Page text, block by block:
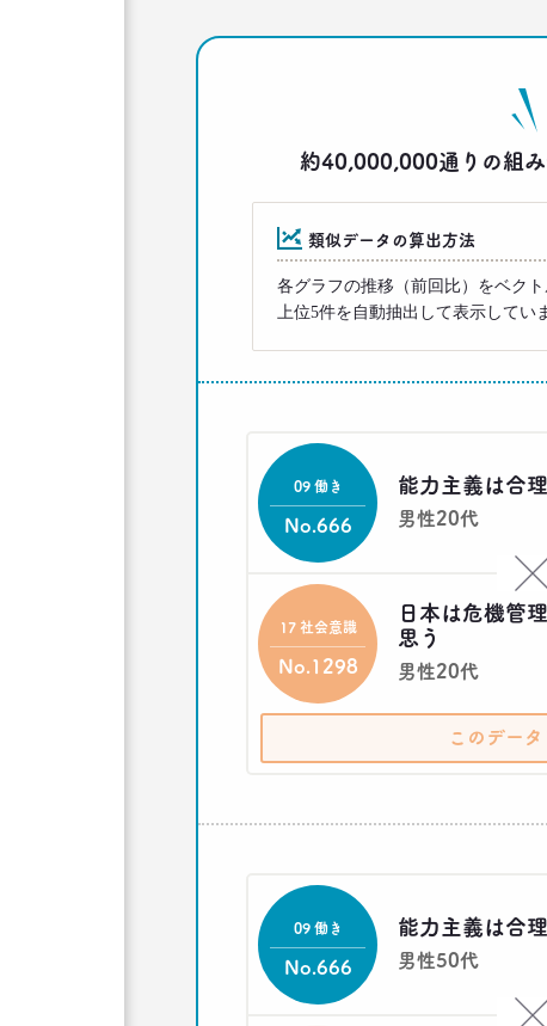
約40,000,000通りの組み
類似データの算出方法
各グラフの推移（前回比）をベク
上位5件を自動抽出して表示してい
能力主義は合
男性20代
09 働き
No.666
日本は危機管
思う
男性20代
17 社会意識
No.1298
このデータ
能力主義は合
男性50代
09 働き
No.666